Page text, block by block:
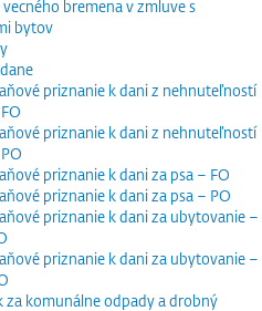
vecného bremena v zmluve s
bytov
priznanie k dani z nehnuteľností
priznanie k dani z nehnuteľností
priznanie k dani za psa – FO
priznanie k dani za psa – PO
priznanie k dani za ubytovanie –
priznanie k dani za ubytovanie –
za komunálne odpady a drobný